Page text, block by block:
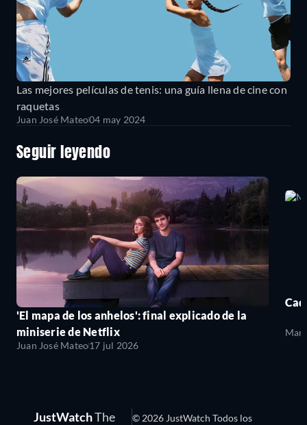
Las mejores películas de tenis: una guía llena de cine con
raquetas
Juan José Mateo04 may 2024
Seguir leyendo
'El mapa de los anhelos': final explicado de la
miniserie de Netflix
Juan José Mateo17 jul 2026
JustWatchThe
© 2026 JustWatch Todos los